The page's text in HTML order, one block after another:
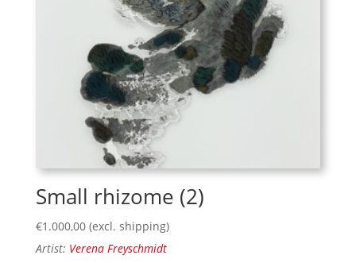
Small rhizome (2)
€1.000,00 (excl. shipping)
Artist: Verena Freyschmidt